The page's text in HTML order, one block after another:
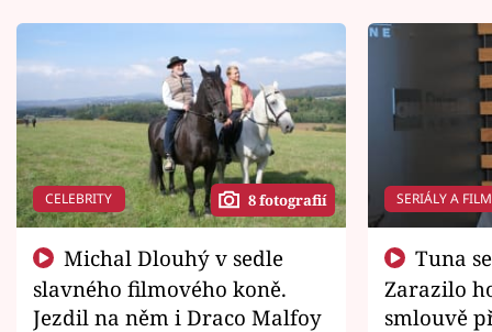
CELEBRITY 8 fotografií
slavného filmového koně.
Jezdil na něm i Draco Malfoy
SERIÁLY A
Zarazilo
smlouvě